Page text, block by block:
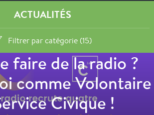
ACTUALITÉS
Filtrer par catégorie (15)
faire de la radio ?
comme Volontaire
Civique !